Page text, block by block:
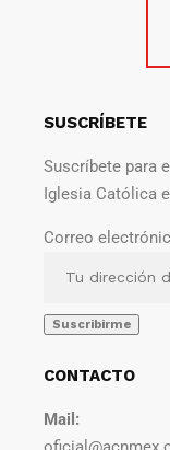
SUSCRÍBETE
Suscríbete para
Iglesia Católica
Correo
CONTACTO
Mail: